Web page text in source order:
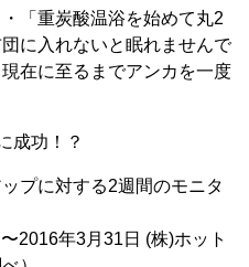
「重炭酸温浴を始めて丸2
に入れないと眠れませんで
在に至るまでアンカを一度
成功！？
プに対する2週間のモニタ
2016年3月31日 (株)ホット